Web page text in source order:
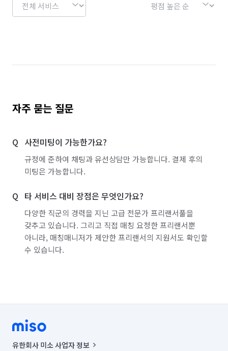
경기 화성시 효행구
자주 묻는 질문
사전미팅이 가능한가요?
규정에 준하여 채팅과 유선상담만 가능합니다. 결제 후의
미팅은 가능합니다.
타 서비스 대비 장점은 무엇인가요?
다양한 직군의 경력을 지닌 고급 전문가 프리랜서풀을
갖추고 있습니다. 그리고 직접 매칭 요청한 프리랜서뿐
아니라, 매칭매니저가 제안한 프리랜서의 지원서도 확인할
수 있습니다.
유한회사 미소 사업자 정보